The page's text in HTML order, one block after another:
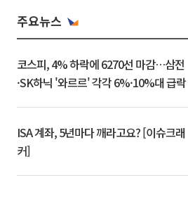
주요뉴스
코스피, 4% 하락에 6270선 마감…삼전
·SK하닉 '와르르' 각각 6%·10%대 급락
ISA 계좌, 5년마다 깨라고요? [이슈크래
커]